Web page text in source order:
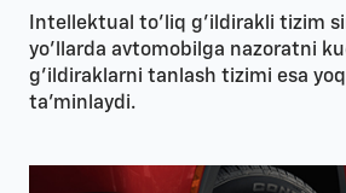
Intellektual to’liq g’ildirakli tizim
yo’llarda avtomobilga nazoratni
g’ildiraklarni tanlash tizimi esa
ta’minlaydi.